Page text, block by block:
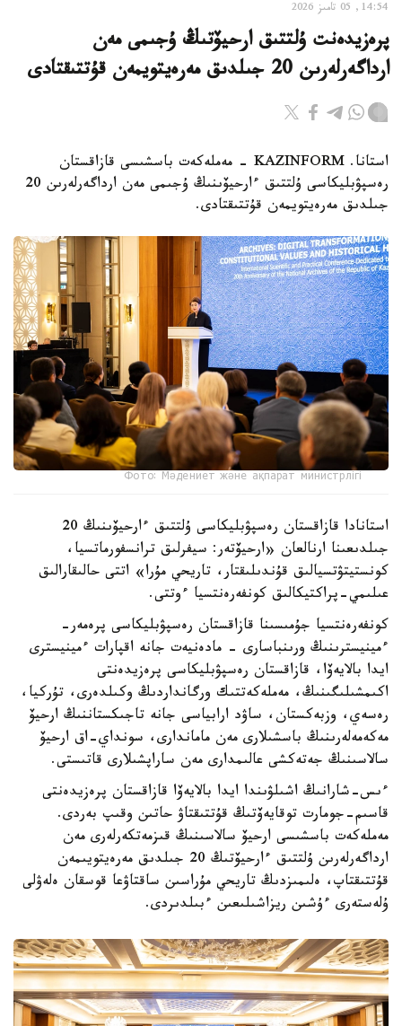
14:54, 05 تامىز 2026
پرەزيدەنت ۇلتتىق ارحيۆتىڭ ۇجىمى مەن
ارداگەرلەرىن 20 جىلدىق مەرەيتويمەن قۇتتىقتادى
استانا. KAZINFORM - مەملەكەت باسشىسى قازاقستان
رەسپۋبليكاسى ۇلتتىق ءارحيۆىنىڭ ۇجىمى مەن ارداگەرلەرىن 20
جىلدىق مەرەيتويمەن قۇتتىقتادى.
Фото: Мәдениет және ақпарат министрлігі
استانادا قازاقستان رەسپۋبليكاسى ۇلتتىق ءارحيۆىنىڭ 20
جىلدىعىنا ارنالعان «ارحيۆتەر: سيفرلىق ترانسفورماتسيا،
كونستيتۋتسيالىق قۇندىلىقتار، تاريحي مۇرا» اتتى حالىقارالىق
عىلىمي-پراكتيكالىق كونفەرەنتسيا ءوتتى.
كونفەرەنتسيا جۇمىسىنا قازاقستان رەسپۋبليكاسى پرەمەر-
ءمينيسترىنىڭ ورىنباسارى - مادەنيەت جانە اقپارات ءمينيسترى
ايدا بالايەۆا، قازاقستان رەسپۋبليكاسى پرەزيدەنتى
اكىمشىلىگىنىڭ، مەملەكەتتىك ورگانداردىڭ وكىلدەرى، تۇركيا،
رەسەي، وزبەكستان، ساۋد ارابياسى جانە تاجىكستاننىڭ ارحيۆ
مەكەمەلەرىنىڭ باسشىلارى مەن ماماندارى، سونداي-اق ارحيۆ
سالاسىنىڭ جەتەكشى عالىمدارى مەن ساراپشىلارى قاتىستى.
ءىس-شارانىڭ اشىلۋىندا ايدا بالايەۆا قازاقستان پرەزيدەنتى
قاسىم-جومارت توقايەۆتىڭ قۇتتىقتاۋ حاتىن وقىپ بەردى.
مەملەكەت باسشىسى ارحيۆ سالاسىنىڭ قىزمەتكەرلەرى مەن
ارداگەرلەرىن ۇلتتىق ءارحيۆتىڭ 20 جىلدىق مەرەيتويىمەن
قۇتتىقتاپ، ەلىمىزدىڭ تاريحي مۇراسىن ساقتاۋعا قوسقان ەلەۋلى
ۇلەستەرى ءۇشىن ريزاشىلىعىن ءبىلدىردى.